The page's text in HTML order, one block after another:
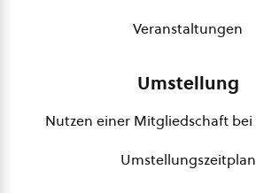
Veranstaltungen
Umstellung
Nutzen einer Mitgliedschaft bei
Umstellungszeitplan